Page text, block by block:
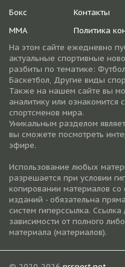
Бокс
ММА
Контакты
Политика
На этом сайте ежедневно
актуальные спортивные
разбиты по тематике:
Баскетбол, Другие виды
Также на нашем сайте вы
аналитику или
спортсменов мира.
Уникальным разделом
вы сможете посмотреть
эфире.
Использование любых
разрешается при условии
копировании материалов со
изданий - обязательна
систем гиперссылка.
зависимости от полного
материала (материалов).